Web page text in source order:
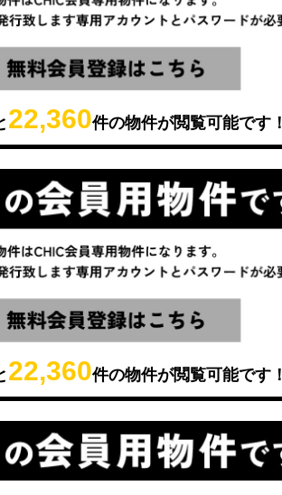
22,360件の物件が閲覧可能です！
22,360件の物件が閲覧可能です！